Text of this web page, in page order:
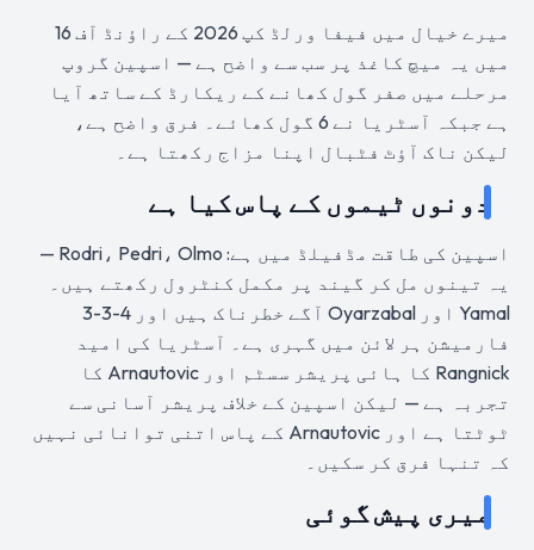
میرے خیال میں فیفا ورلڈ کپ 2026 کے راؤنڈ آف 16
میں یہ میچ کاغذ پر سب سے واضح ہے — اسپین گروپ
مرحلے میں صفر گول کھانے کے ریکارڈ کے ساتھ آیا
ہے جبکہ آسٹریا نے 6 گول کھائے۔ فرق واضح ہے،
لیکن ناک آؤٹ فٹبال اپنا مزاج رکھتا ہے۔
دونوں ٹیموں کے پاس کیا ہے
اسپین کی طاقت مڈفیلڈ میں ہے: Rodri، Pedri، Olmo —
یہ تینوں مل کر گیند پر مکمل کنٹرول رکھتے ہیں۔
Yamal اور Oyarzabal آگے خطرناک ہیں اور 4-3-3
فارمیشن ہر لائن میں گہری ہے۔ آسٹریا کی امید
Rangnick کا ہائی پریشر سسٹم اور Arnautovic کا
تجربہ ہے — لیکن اسپین کے خلاف پریشر آسانی سے
ٹوٹتا ہے اور Arnautovic کے پاس اتنی توانائی نہیں
کہ تنہا فرق کر سکیں۔
میری پیش گوئی